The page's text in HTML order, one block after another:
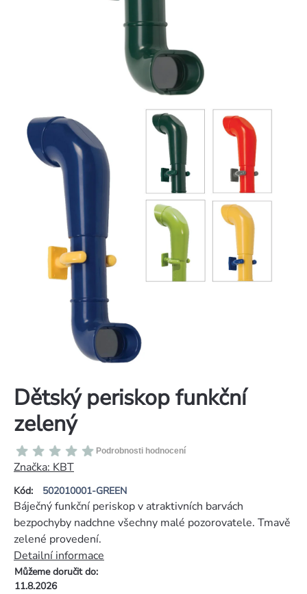
Dětský periskop funkční
zelený
Kód: 502010001-GREEN
Průměrné
hodnocení
produktu
je
0,0
5
hvězdiček.
Podrobnosti hodnocení
Značka: KBT
Můžeme doručit do:
11.8.2026
Báječný funkční periskop v atraktivních barvách
bezpochyby nadchne všechny malé pozorovatele. Tmavě
zelené provedení.
Detailní informace